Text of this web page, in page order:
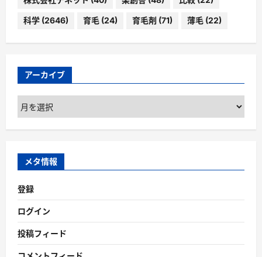
科学 (2646) 育毛 (24) 育毛剤 (71) 薄毛 (22)
アーカイブ
ア
ー
カ
ブ
メタ情報
登録
ログイン
投稿フィード